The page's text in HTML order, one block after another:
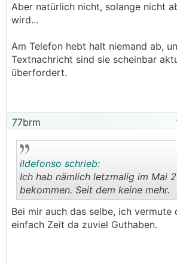
Aber natürlich nicht, solange nicht
wird...
Am Telefon hebt halt niemand ab,
Textnachricht sind sie scheinbar
überfordert.
77brm
..
ildefonso schrieb:
Ich hab nämlich letzmalig im Mai
bekommen. Seit dem keine mehr.
Bei mir auch das selbe, ich vermute
einfach Zeit da zuviel Guthaben.